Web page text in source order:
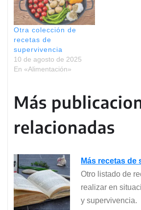
Otra colección de
recetas de
supervivencia
10 de agosto de 2025
En «Alimentación»
Más
relacionadas
Más recetas de
Otro listado de
realizar en
y supervivencia.